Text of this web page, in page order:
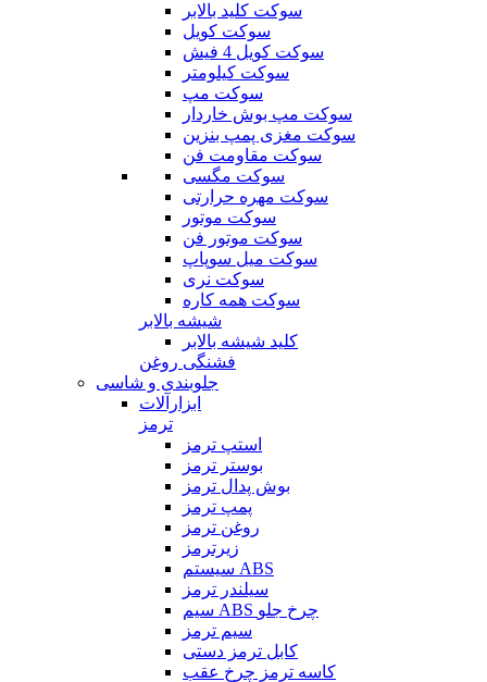
سوکت کلید بالابر
سوکت کویل
سوکت کویل 4 فیش
سوکت کیلومتر
سوکت مپ
سوکت مپ بوش خاردار
سوکت مغزی پمپ بنزین
سوکت مقاومت فن
سوکت مگسی
سوکت مهره حرارتی
سوکت موتور
سوکت موتور فن
سوکت میل سوپاپ
سوکت نری
سوکت همه کاره
شیشه بالابر
کلید شیشه بالابر
فشنگی روغن
جلوبندی و شاسی
ابزارآلات
ترمز
استپ ترمز
بوستر ترمز
بوش پدال ترمز
پمپ ترمز
روغن ترمز
زیرترمز
سیستم ABS
سیلندر ترمز
سیم ABS چرخ جلو
سیم ترمز
کابل ترمز دستی
کاسه ترمز چرخ عقب